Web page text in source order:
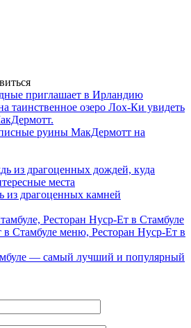
руины МакДермотт на
из драгоценных камней
— самый лучший и популярный